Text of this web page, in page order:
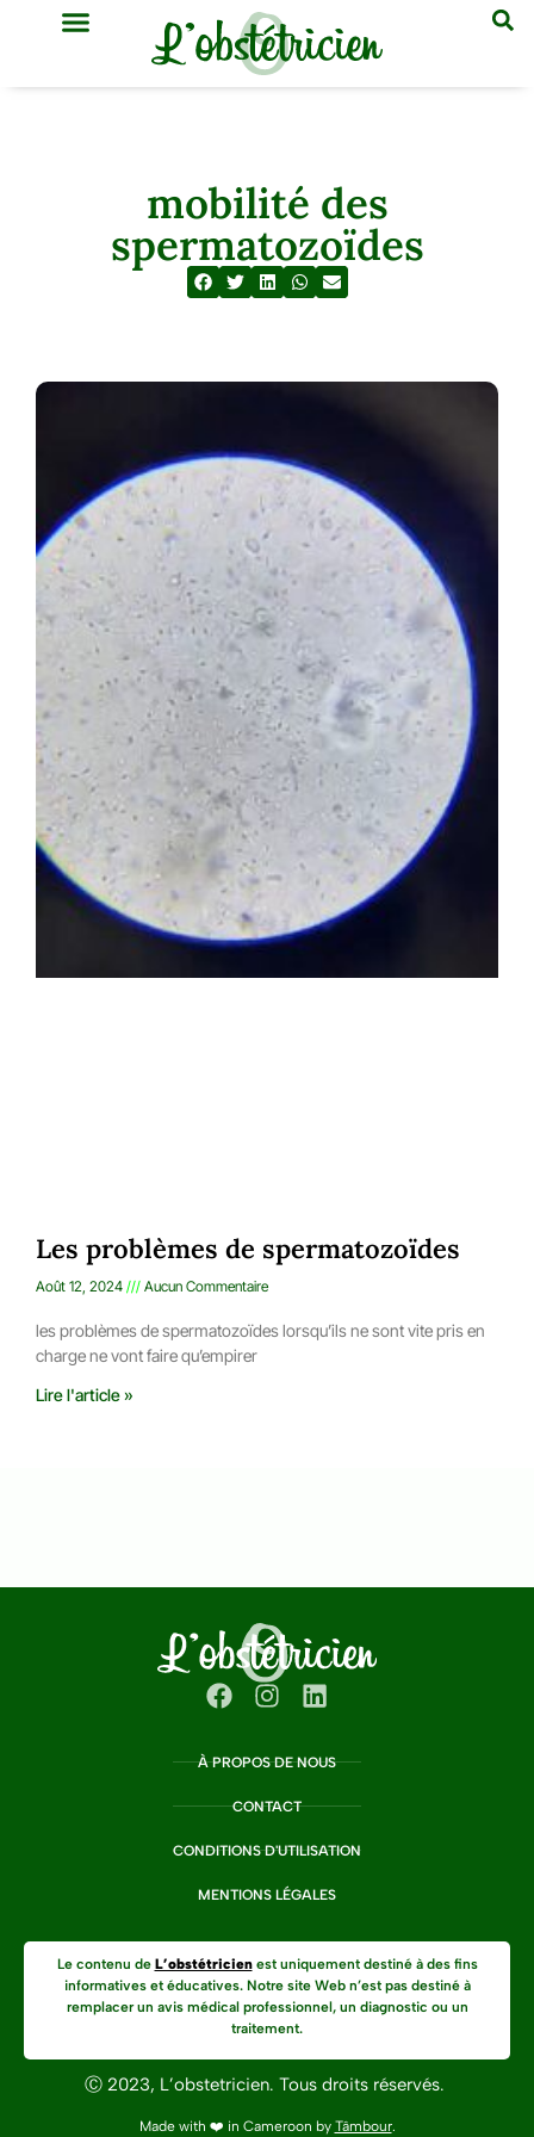
mobilité des
spermatozoïdes
Les problèmes de spermatozoïdes
Août 12, 2024 Aucun Commentaire
les problèmes de spermatozoïdes lorsqu’ils ne sont vite pris en
charge ne vont faire qu’empirer
Lire l'article »
À PROPOS DE NOUS
CONTACT
CONDITIONS D'UTILISATION
MENTIONS LÉGALES
Le contenu de L’obstétricienest uniquement destiné à des fins
informatives et éducatives. Notre site Web n’est pas destiné à
remplacer un avis médical professionnel, un diagnostic ou un
traitement.
Ⓒ 2023, L’obstetricien. Tous droits réservés.
Made with ❤️ in Cameroon by Tâmbour.